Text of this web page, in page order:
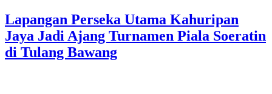
Lapangan Perseka Utama Kahuripan
Jaya Jadi Ajang Turnamen Piala Soeratin
di Tulang Bawang